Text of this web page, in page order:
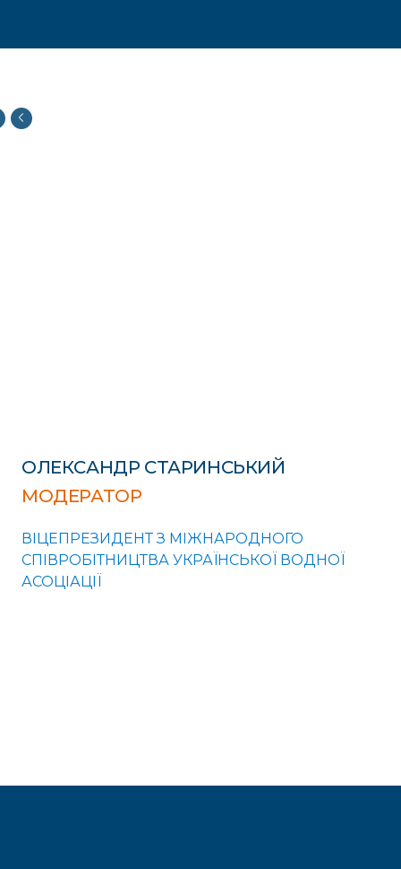
ОЛЕКСАНДР СТАРИНСЬКИЙ
МОДЕРАТОР
ВІЦЕПРЕЗИДЕНТ З МІЖНАРОДНОГО
СПІВРОБІТНИЦТВА УКРАЇНСЬКОЇ ВОДНОЇ
АСОЦІАЦІЇ